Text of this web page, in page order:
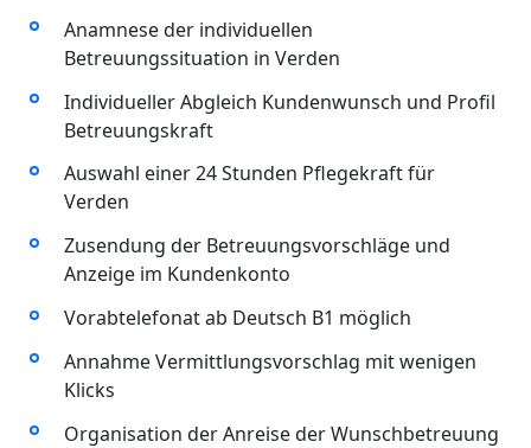
Anamnese der individuellen
Betreuungssituation in Verden
Individueller Abgleich Kundenwunsch und Profil
Betreuungskraft
Auswahl einer 24 Stunden Pflegekraft für
Verden
Zusendung der Betreuungsvorschläge und
Anzeige im Kundenkonto
Vorabtelefonat ab Deutsch B1 möglich
Annahme Vermittlungsvorschlag mit wenigen
Klicks
Organisation der Anreise der Wunschbetreuung